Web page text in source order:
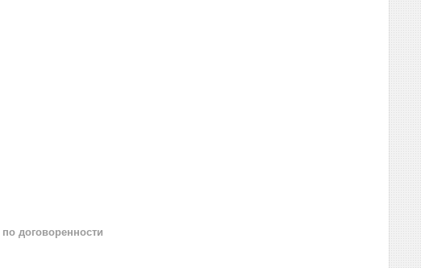
по договоренности